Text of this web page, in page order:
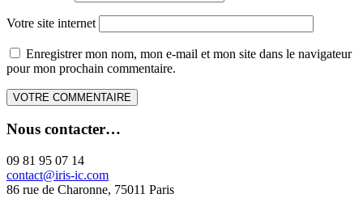
Votre site internet
Enregistrer mon nom, mon e-mail et mon site dans le navigateur
pour mon prochain commentaire.
Nous contacter…
09 81 95 07 14
contact@iris-ic.com
86 rue de Charonne, 75011 Paris